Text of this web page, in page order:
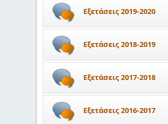
Εξετάσεις 2019-2020
Εξετάσεις 2018-2019
Εξετάσεις 2017-2018
Εξετάσεις 2016-2017